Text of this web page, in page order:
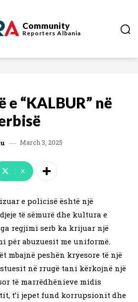
Community
Reporters Albania
e “KALBUR” në
March 3, 2025
X
e policisë është një
të sëmurë dhe kultura e
regjimi serb ka krijuar një
për abuzuesit me uniformë.
mbajnë peshën kryesore të një
në rrugë tani kërkojnë një
të marrëdhënieve midis
t’i jepet fund korrupsionit dhe